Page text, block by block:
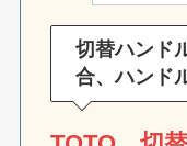
切替ハンド
合、ハンド